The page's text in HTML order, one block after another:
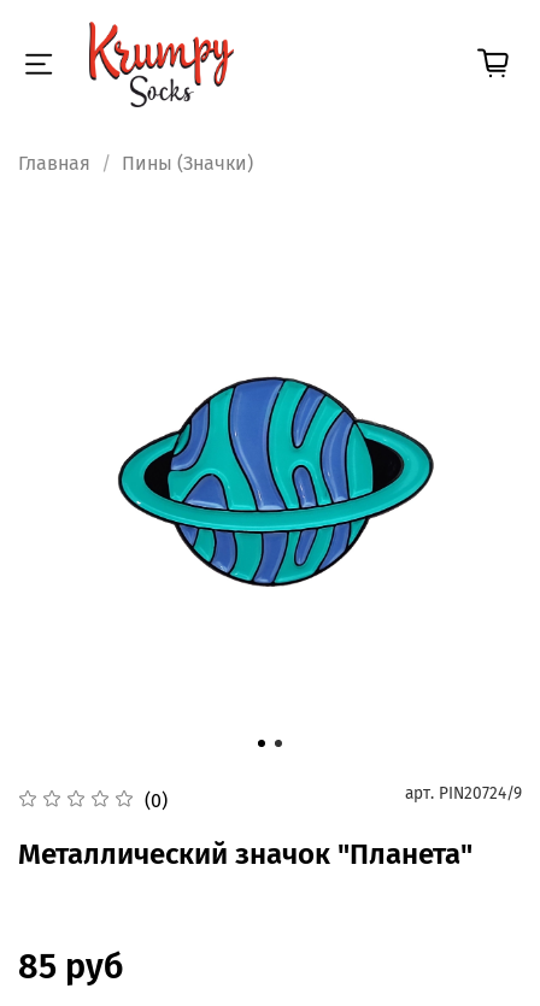
Главная Пины (Значки)
(0) арт. PIN20724/9
Металлический значок "Планета"
85 руб